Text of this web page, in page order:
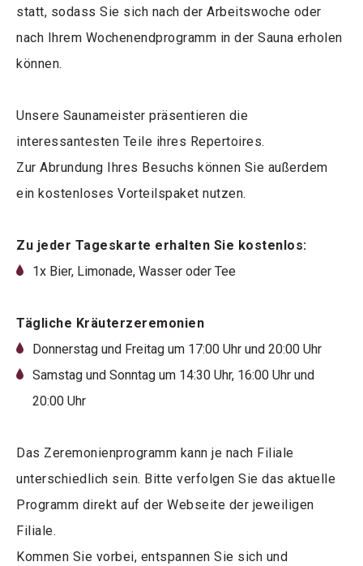
statt, sodass Sie sich nach der Arbeitswoche oder
nach Ihrem Wochenendprogramm in der Sauna erholen
können.
Unsere Saunameister präsentieren die
interessantesten Teile ihres Repertoires.
Zur Abrundung Ihres Besuchs können Sie außerdem
ein kostenloses Vorteilspaket nutzen.
Zu jeder Tageskarte erhalten Sie kostenlos:
1x Bier, Limonade, Wasser oder Tee
Tägliche Kräuterzeremonien
Donnerstag und Freitag um 17:00 Uhr und 20:00 Uhr
Samstag und Sonntag um 14:30 Uhr, 16:00 Uhr und
20:00 Uhr
Das Zeremonienprogramm kann je nach Filiale
unterschiedlich sein. Bitte verfolgen Sie das aktuelle
Programm direkt auf der Webseite der jeweiligen
Filiale.
Kommen Sie vorbei, entspannen Sie sich und